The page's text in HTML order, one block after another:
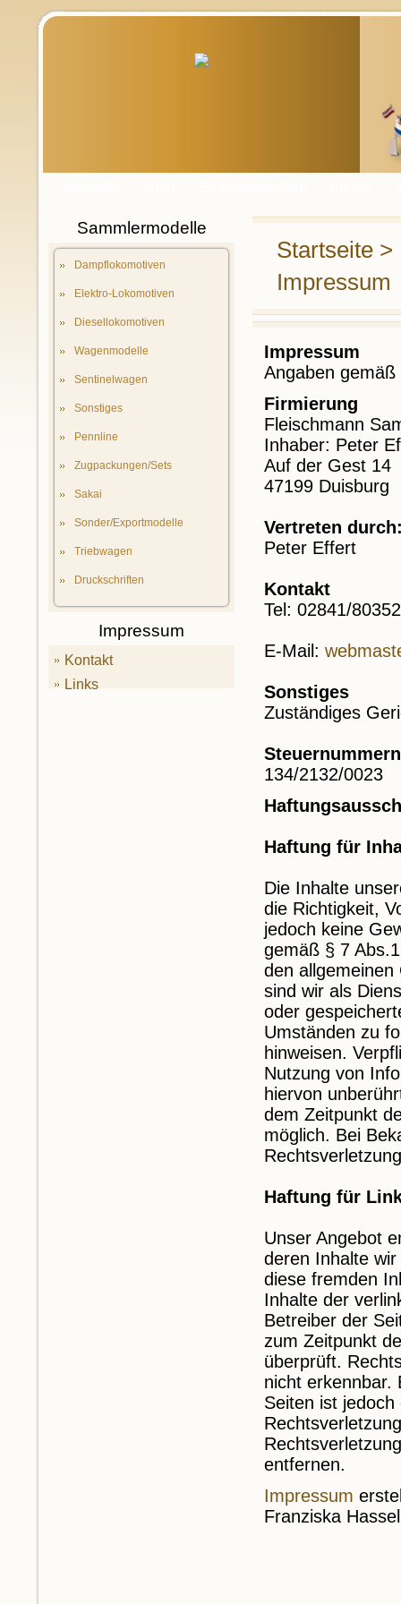
Sammlermodelle
Dampflokomotiven
Elektro-Lokomotiven
Diesellokomotiven
Wagenmodelle
Sentinelwagen
Sonstiges
Pennline
Zugpackungen/Sets
Sakai
Sonder/Exportmodelle
Triebwagen
Druckschriften
Impressum
Kontakt
Links
Startseite >
Impressum
Impressum
Angaben
Firmierung
Fleischmann
Inhaber: Peter
Auf der Gest 14
47199 Duisburg
Vertreten
Peter Effert
Kontakt
Tel: 02841/80352
E-Mail:
Sonstiges
Zuständiges
Steuernummern
134/2132/0023
Haftung für
Die Inhalte
die Richtigkeit,
jedoch keine
gemäß § 7
den
sind wir als
oder
Umständen zu
hinweisen.
Nutzung von
hiervon
dem Zeitpunkt
möglich. Bei
Haftung für
Unser Angebot
deren Inhalte
diese fremden
Inhalte der
Betreiber der
zum Zeitpunkt
überprüft.
nicht erkennbar.
Seiten ist
entfernen.
Impressum
Franziska